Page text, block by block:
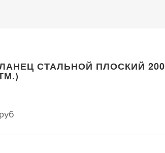
СТАЛЬНОЙ ПЛОСКИЙ 200